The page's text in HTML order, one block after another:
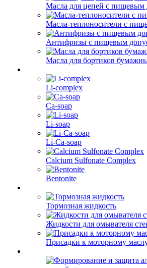
Масла для цепей с пищевым
Масла-теплоносители с
Антифризы с пищевым
Масла для бортиков
Li-complex
Ca-soap
Li-soap
Li-Ca-soap
Calcium Sulfonate Complex
Bentonite
Тормозная жидкость
Жидкости для омывателя
Присадки к моторному